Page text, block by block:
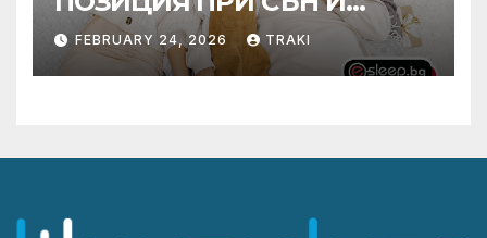
ПРОМОЦИЯ В Е-SLEEP.BG
FEBRUARY 24, 2026 TRAKI